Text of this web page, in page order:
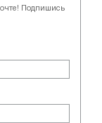
Подпишись